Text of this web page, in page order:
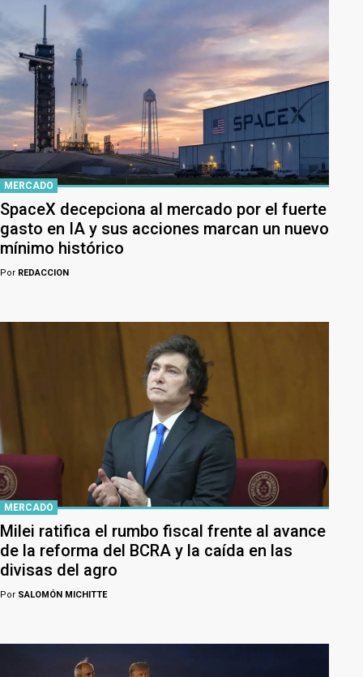
MERCADO
SpaceX decepciona al mercado por el fuerte
gasto en IA y sus acciones marcan un nuevo
mínimo histórico
Por REDACCION
MERCADO
Milei ratifica el rumbo fiscal frente al avance
de la reforma del BCRA y la caída en las
divisas del agro
Por SALOMÓN MICHITTE